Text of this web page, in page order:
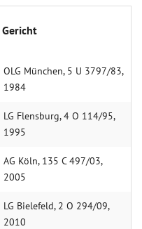
Gericht
OLG München, 5 U 3797/83,
1984
LG Flensburg, 4 O 114/95,
1995
AG Köln, 135 C 497/03,
2005
LG Bielefeld, 2 O 294/09,
2010